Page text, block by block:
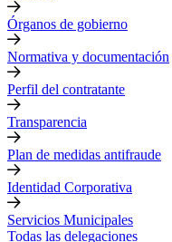
Órganos de gobierno
Normativa y documentación
Perfil del contratante
Transparencia
Plan de medidas antifraude
Identidad Corporativa
Servicios Municipales
Todas las delegaciones